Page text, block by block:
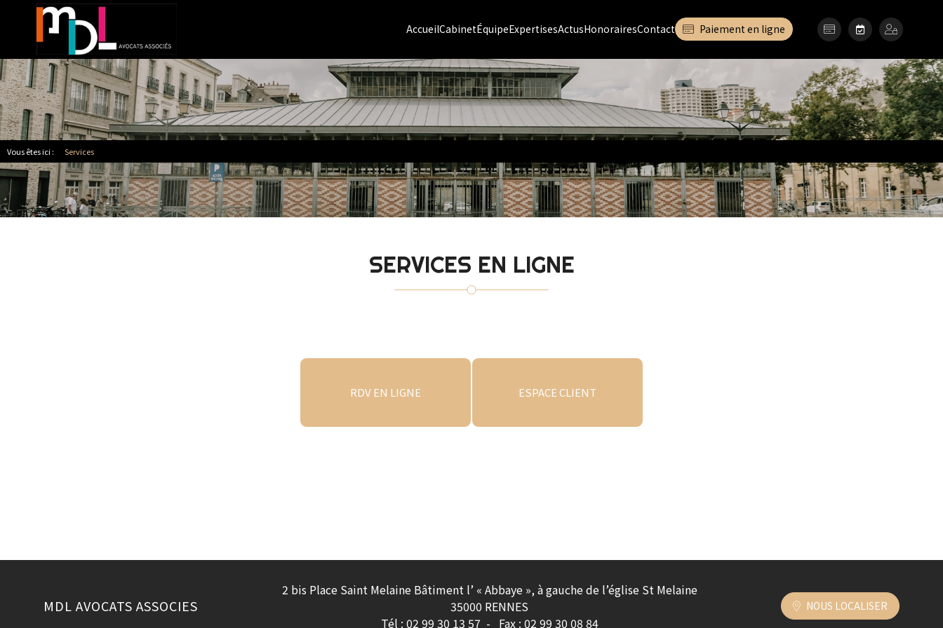
AccueilCabinetÉquipeExpertisesActusHonorairesContact Paiement en ligne
Vous êtes ici : Services
SERVICES EN LIGNE
RDV EN LIGNE ESPACE CLIENT
MDL AVOCATS ASSOCIES
2 bis Place Saint Melaine Bâtiment l’ « Abbaye », à gauche de l’église St Melaine
35000 RENNES
Tél : 02 99 30 13 57 Fax : 02 99 30 08 84
NOUS LOCALISER